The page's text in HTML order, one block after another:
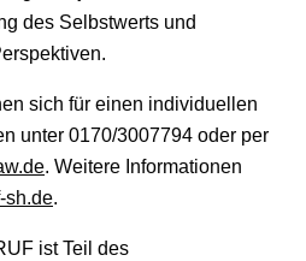
des Selbstwerts und
sich für einen individuellen
unter 0170/3007794 oder per
. Weitere Informationen
sh.de.
ist Teil des